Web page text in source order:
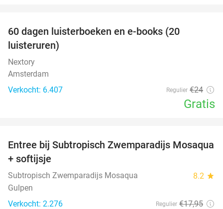
60 dagen luisterboeken en e-books (20
luisteruren)
Nextory
Amsterdam
Verkocht: 6.407
Regulier €24
Gratis
25%
Entree bij Subtropisch Zwemparadijs Mosaqua
+ softijsje
Subtropisch Zwemparadijs Mosaqua 8.2 star
Gulpen
Verkocht: 2.276
Regulier €17,95